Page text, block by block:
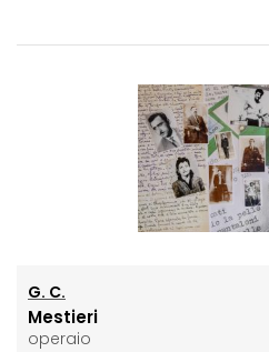
G. C.
Mestieri
operaio